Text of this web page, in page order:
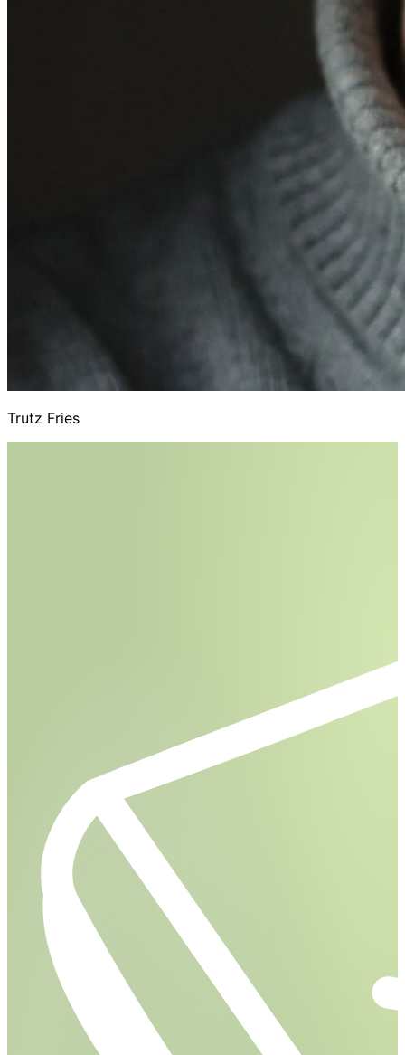
Trutz Fries